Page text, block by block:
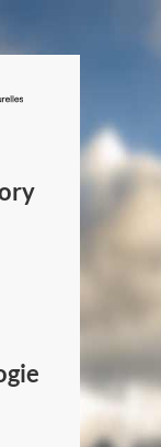
/
Canada